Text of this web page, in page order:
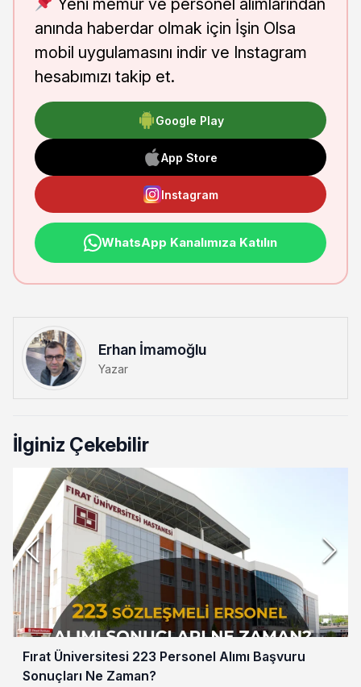
Yeni memur ve personel alımlarından
anında haberdar olmak için İşin Olsa
mobil uygulamasını indir ve Instagram
hesabımızı takip et.
Google Play
App Store
Instagram
WhatsApp Kanalımıza Katılın
Erhan İmamoğlu
Yazar
İlginiz Çekebilir
Fırat Üniversitesi 223 Personel Alımı Başvuru
Sonuçları Ne Zaman?